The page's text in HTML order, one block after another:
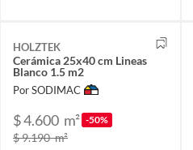
HOLZTEK
Cerámica 25x40 cm Lineas
Blanco 1.5 m2
Por SODIMAC
$ 4.600 m² -50%
$ 9.190m²